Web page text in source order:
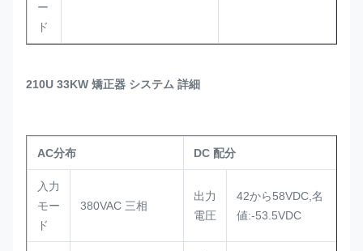
ー
ド
210U 33KW 矯正器 システム 詳細
AC分布 DC 配分
入力
モー
ド
380VAC 三相
出力
電圧
42から58VDC,名
値:-53.5VDC